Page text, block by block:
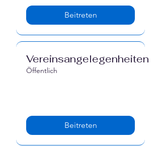
Beitreten
Vereinsangelegenheiten
Öffentlich
Beitreten